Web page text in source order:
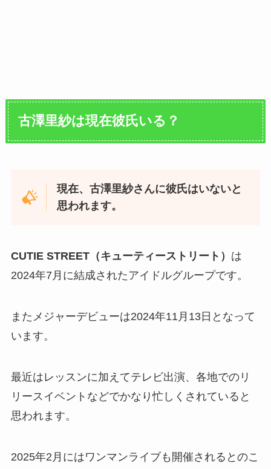
古澤里紗は現在彼氏いる？
現在、古澤里紗さんに彼氏はいないと
思われます。
CUTIE STREET（キューティーストリート） は
2024年7月に結成されたアイドルグループです。
またメジャーデビューは2024年11月13日となって
います。
最近はレッスンに加えてテレビ出演、各地でのリ
リースイベントなどでかなり忙しくされていると
思われます。
2025年2月にはワンマンライブも開催されるとのこ